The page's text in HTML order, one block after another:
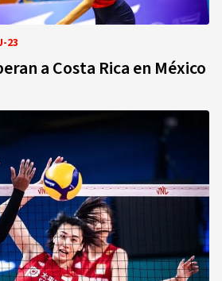
23
a Costa Rica en México